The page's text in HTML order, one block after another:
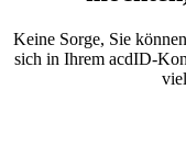
Keine Sorge, Sie
sich in Ihrem acdID-